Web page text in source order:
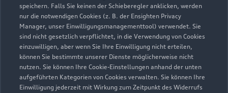
speichern. Falls Sie keinen der Schieberegler anklicken, werden
nur die notwendigen Cookies (z. B. der Ensighten Privacy
Manager, unser Einwilligungsmanagementtool) verwendet. Sie
sind nicht gesetzlich verpflichtet, in die Verwendung von Cookies
einzuwilligen, aber wenn Sie Ihre Einwilligung nicht erteilen,
können Sie bestimmte unserer Dienste möglicherweise nicht
nutzen. Sie können Ihre Cookie-Einstellungen anhand der unten
aufgeführten Kategorien von Cookies verwalten. Sie können Ihre
Einwilligung jederzeit mit Wirkung zum Zeitpunkt des Widerrufs
Filchnerstraße 86-88
81476 München